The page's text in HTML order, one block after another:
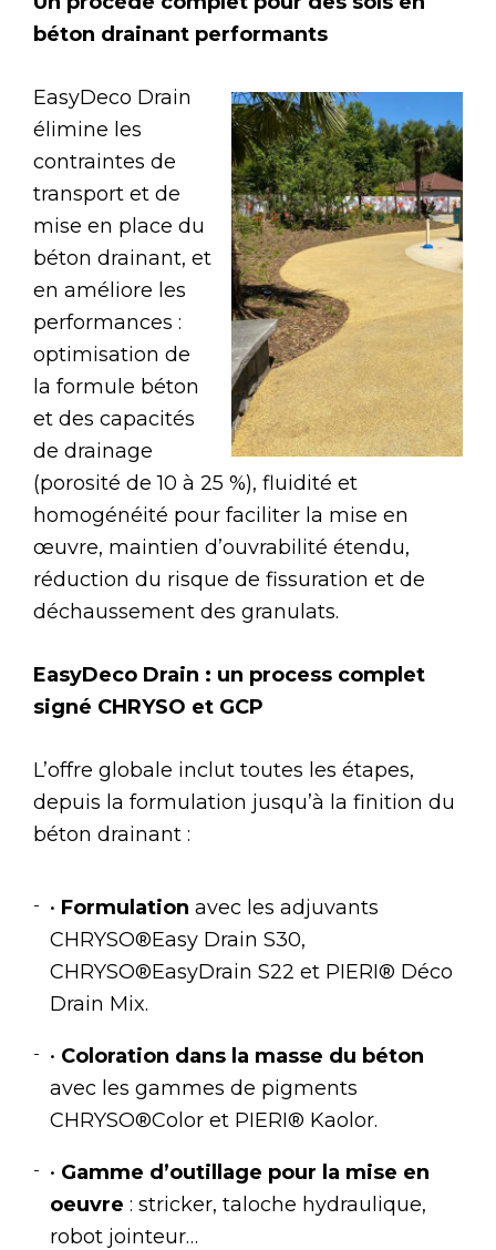
béton drainant performants
EasyDeco Drain
élimine les
contraintes de
transport et de
mise en place du
béton drainant, et
en améliore les
performances :
optimisation de
la formule béton
et des capacités
de drainage
(porosité de 10 à 25 %), fluidité et
homogénéité pour faciliter la mise en
œuvre, maintien d’ouvrabilité étendu,
réduction du risque de fissuration et de
déchaussement des granulats.
EasyDeco Drain : un process complet
signé CHRYSO et GCP
L’offre globale inclut toutes les étapes,
depuis la formulation jusqu’à la finition du
béton drainant :
• Formulation avec les adjuvants
CHRYSO®Easy Drain S30,
CHRYSO®EasyDrain S22 et PIERI® Déco
Drain Mix.
• Coloration dans la masse du béton
avec les gammes de pigments
CHRYSO®Color et PIERI® Kaolor.
• Gamme d’outillage pour la mise en
oeuvre : stricker, taloche hydraulique,
robot jointeur…